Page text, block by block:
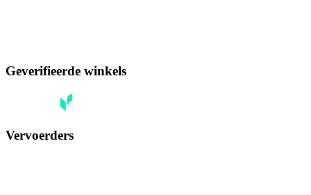
Geverifieerde winkels
Vervoerders